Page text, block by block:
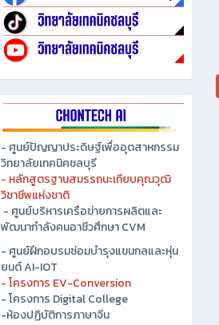
- ศูนย์ปัญญาประดิษฐ์เพื่ออุตสาหกรรม
วิทยาลัยเทคนิคชลบุรี
- หลักสูตรฐานสมรรถนะเทียบคุณวุฒิ
วิชาชีพแห่งชาติ
- ศูนย์บริหารเครือข่ายการผลิตและ
พัฒนากำลังคนอาชีวศึกษา CVM
- ศูนย์ฝึกอบรมซ่อมบำรุงแขนกลและหุ่น
ยนต์ AI-IOT
- โครงการ EV-Conversion
- โครงการ Digital College
-ห้องปฏิบัติการภาษาจีน